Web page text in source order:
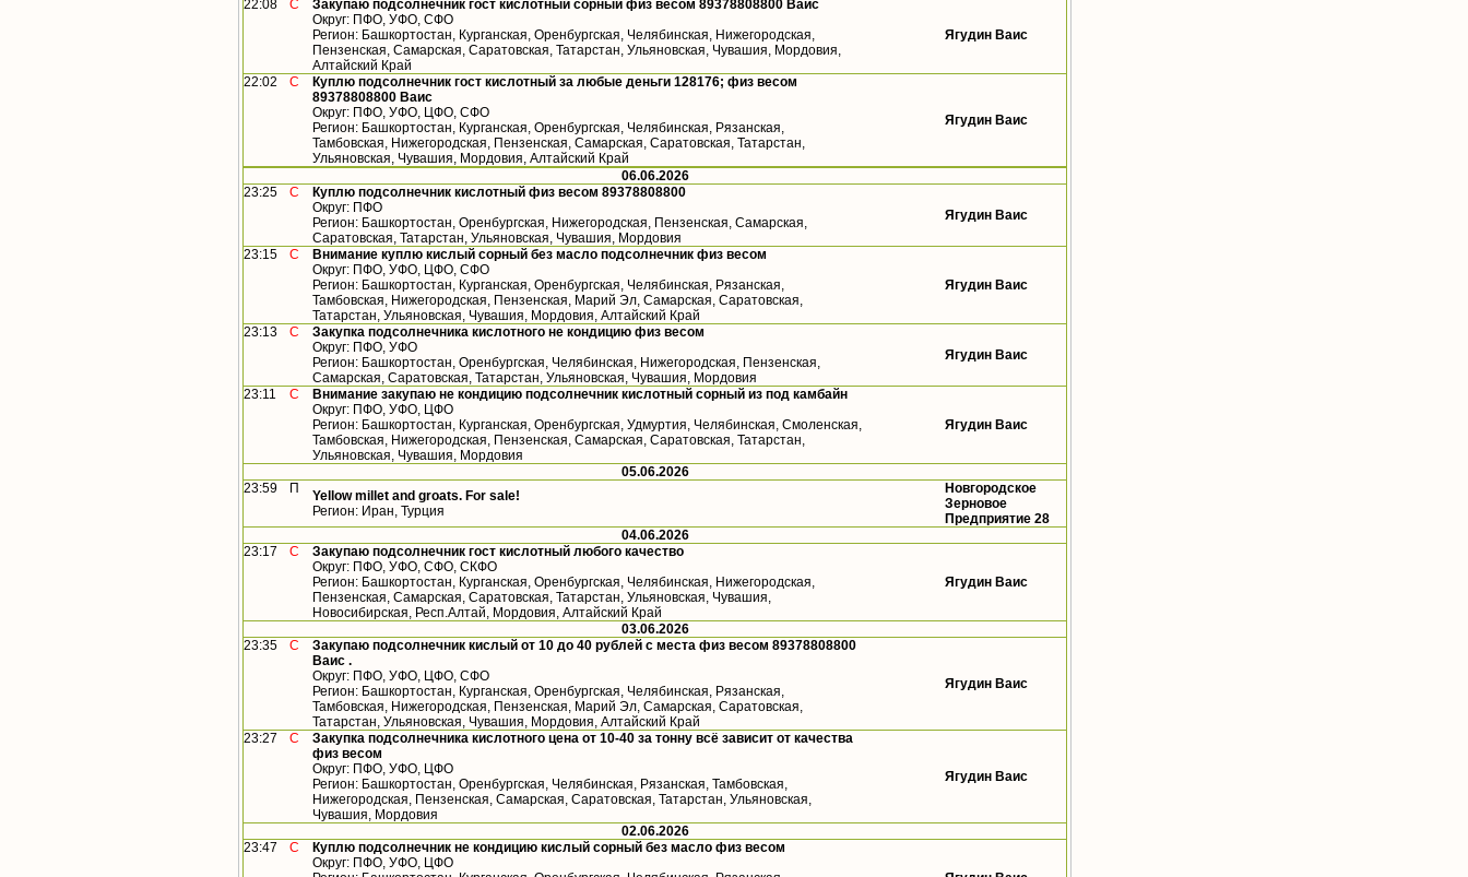
22:08 С
Закупаю подсолнечник гост кислотный сорный физ весом 89378808800 Ваис
Округ: ПФО, УФО, СФО
Регион: Башкортостан, Курганская, Оренбургская, Челябинская, Нижегородская,
Пензенская, Самарская, Саратовская, Татарстан, Ульяновская, Чувашия, Мордовия,
Алтайский Край
Ягудин Ваис
22:02 С
Куплю подсолнечник гост кислотный за любые деньги 128176; физ весом
89378808800 Ваис
Округ: ПФО, УФО, ЦФО, СФО
Регион: Башкортостан, Курганская, Оренбургская, Челябинская, Рязанская,
Тамбовская, Нижегородская, Пензенская, Самарская, Саратовская, Татарстан,
Ульяновская, Чувашия, Мордовия, Алтайский Край
Ягудин Ваис
06.06.2026
23:25
С
Куплю подсолнечник кислотный физ весом 89378808800
Округ: ПФО
Регион: Башкортостан, Оренбургская, Нижегородская, Пензенская, Самарская,
Саратовская, Татарстан, Ульяновская, Чувашия, Мордовия
Ягудин Ваис
23:15 С
Внимание куплю кислый сорный без масло подсолнечник физ весом
Округ: ПФО, УФО, ЦФО, СФО
Регион: Башкортостан, Курганская, Оренбургская, Челябинская, Рязанская,
Тамбовская, Нижегородская, Пензенская, Марий Эл, Самарская, Саратовская,
Татарстан, Ульяновская, Чувашия, Мордовия, Алтайский Край
Ягудин Ваис
23:13 С
Закупка подсолнечника кислотного не кондицию физ весом
Округ: ПФО, УФО
Регион: Башкортостан, Оренбургская, Челябинская, Нижегородская, Пензенская,
Самарская, Саратовская, Татарстан, Ульяновская, Чувашия, Мордовия
Ягудин Ваис
23:11 С
Внимание закупаю не кондицию подсолнечник кислотный сорный из под камбайн
Округ: ПФО, УФО, ЦФО
Регион: Башкортостан, Курганская, Оренбургская, Удмуртия, Челябинская, Смоленская,
Тамбовская, Нижегородская, Пензенская, Самарская, Саратовская, Татарстан,
Ульяновская, Чувашия, Мордовия
Ягудин Ваис
05.06.2026
23:59
П Yellow millet and groats. For sale!
Регион: Иран, Турция
Новгородское
Зерновое
Предприятие 28
04.06.2026
23:17
С
Закупаю подсолнечник гост кислотный любого качество
Округ: ПФО, УФО, СФО, СКФО
Регион: Башкортостан, Курганская, Оренбургская, Челябинская, Нижегородская,
Пензенская, Самарская, Саратовская, Татарстан, Ульяновская, Чувашия,
Новосибирская, Респ.Алтай, Мордовия, Алтайский Край
Ягудин Ваис
03.06.2026
23:35
С
Закупаю подсолнечник кислый от 10 до 40 рублей с места физ весом 89378808800
Ваис .
Округ: ПФО, УФО, ЦФО, СФО
Регион: Башкортостан, Курганская, Оренбургская, Челябинская, Рязанская,
Тамбовская, Нижегородская, Пензенская, Марий Эл, Самарская, Саратовская,
Татарстан, Ульяновская, Чувашия, Мордовия, Алтайский Край
Ягудин Ваис
23:27 С
Закупка подсолнечника кислотного цена от 10-40 за тонну всё зависит от качества
физ весом
Округ: ПФО, УФО, ЦФО
Регион: Башкортостан, Оренбургская, Челябинская, Рязанская, Тамбовская,
Нижегородская, Пензенская, Самарская, Саратовская, Татарстан, Ульяновская,
Чувашия, Мордовия
Ягудин Ваис
02.06.2026
23:47
С
Куплю подсолнечник не кондицию кислый сорный без масло физ весом
Округ: ПФО, УФО, ЦФО